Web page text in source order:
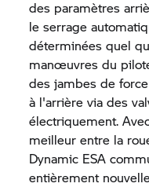
des paramètres
le serrage
déterminées quel
manœuvres du
des jambes de
à l'arrière via des
électriquement.
meilleur entre la
Dynamic ESA
entièrement